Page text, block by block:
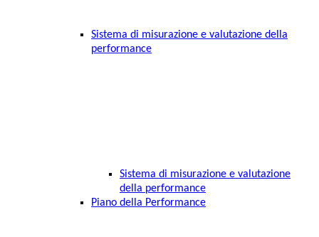
Sistema di misurazione e valutazione della
performance
Sistema di misurazione e valutazione
della performance
Piano della Performance